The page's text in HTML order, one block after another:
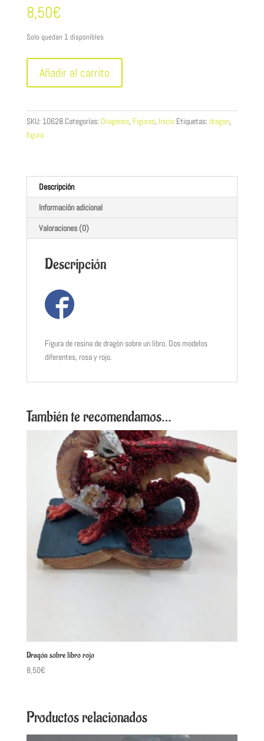
8,50€
Solo quedan 1 disponibles
sobre
libro
cantidad
Añadir al carrito
SKU: 10628 Categorías: Dragones, Figuras, Inicio Etiquetas: dragon,
figura
Descripción
Información adicional
Valoraciones (0)
Descripción
Figura de resina de dragón sobre un libro. Dos modelos
diferentes, rosa y rojo.
También te recomendamos…
Dragón sobre libro rojo
8,50€
Productos relacionados